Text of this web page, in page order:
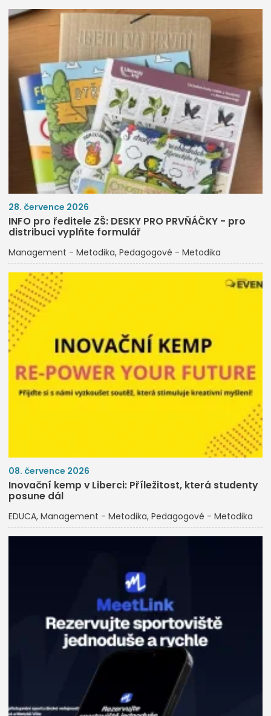
28. července 2026
INFO pro ředitele ZŠ: DESKY PRO PRVŇÁČKY - pro
distribuci vyplňte formulář
Management - Metodika Pedagogové - Metodika
08. července 2026
Inovační kemp v Liberci: Příležitost, která studenty
posune dál
EDUCA Management - Metodika Pedagogové - Metodika